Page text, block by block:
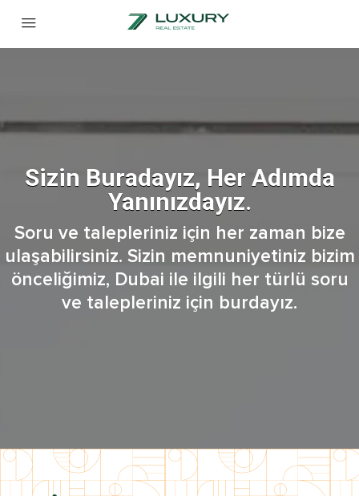
Sizin Buradayız, Her Adımda
Yanınızdayız.
Soru ve talepleriniz için her zaman bize
ulaşabilirsiniz. Sizin memnuniyetiniz bizim
önceliğimiz, Dubai ile ilgili her türlü soru
ve talepleriniz için burdayız.